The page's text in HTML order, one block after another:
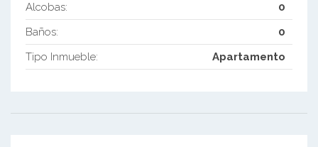
Alcobas:
0
Baños:
0
Tipo Inmueble:
Apartamento